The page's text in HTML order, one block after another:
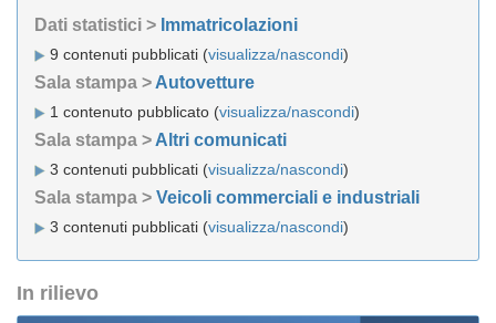
Dati statistici > Immatricolazioni
9 contenuti pubblicati (visualizza/nascondi)
Sala stampa > Autovetture
1 contenuto pubblicato (visualizza/nascondi)
Sala stampa > Altri comunicati
3 contenuti pubblicati (visualizza/nascondi)
Sala stampa > Veicoli commerciali e industriali
3 contenuti pubblicati (visualizza/nascondi)
In rilievo